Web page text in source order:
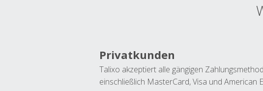
Privatkunden
Talixo akzeptiert alle gängigen
einschließlich MasterCard, Visa und American